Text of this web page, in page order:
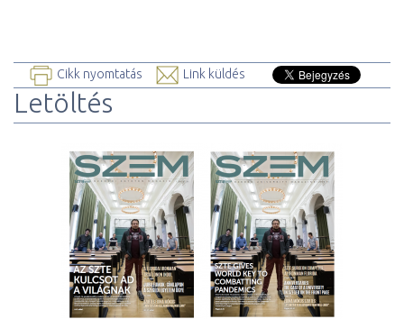
Cikk nyomtatás Link küldés
Letöltés